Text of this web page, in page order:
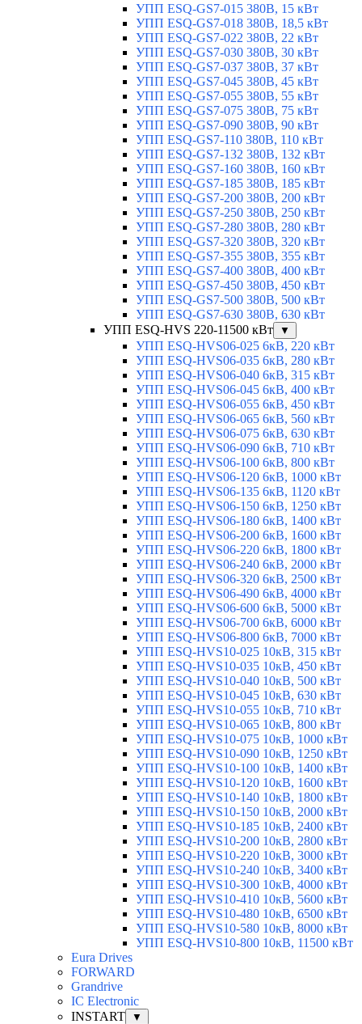
УПП ESQ-GS7-015 380В, 15 кВт
УПП ESQ-GS7-018 380В, 18,5 кВт
УПП ESQ-GS7-022 380В, 22 кВт
УПП ESQ-GS7-030 380В, 30 кВт
УПП ESQ-GS7-037 380В, 37 кВт
УПП ESQ-GS7-045 380В, 45 кВт
УПП ESQ-GS7-055 380В, 55 кВт
УПП ESQ-GS7-075 380В, 75 кВт
УПП ESQ-GS7-090 380В, 90 кВт
УПП ESQ-GS7-110 380В, 110 кВт
УПП ESQ-GS7-132 380В, 132 кВт
УПП ESQ-GS7-160 380В, 160 кВт
УПП ESQ-GS7-185 380В, 185 кВт
УПП ESQ-GS7-200 380В, 200 кВт
УПП ESQ-GS7-250 380В, 250 кВт
УПП ESQ-GS7-280 380В, 280 кВт
УПП ESQ-GS7-320 380В, 320 кВт
УПП ESQ-GS7-355 380В, 355 кВт
УПП ESQ-GS7-400 380В, 400 кВт
УПП ESQ-GS7-450 380В, 450 кВт
УПП ESQ-GS7-500 380В, 500 кВт
УПП ESQ-GS7-630 380В, 630 кВт
УПП ESQ-HVS 220-11500 кВт
▼
УПП ESQ-HVS06-025 6кВ, 220 кВт
УПП ESQ-HVS06-035 6кВ, 280 кВт
УПП ESQ-HVS06-040 6кВ, 315 кВт
УПП ESQ-HVS06-045 6кВ, 400 кВт
УПП ESQ-HVS06-055 6кВ, 450 кВт
УПП ESQ-HVS06-065 6кВ, 560 кВт
УПП ESQ-HVS06-075 6кВ, 630 кВт
УПП ESQ-HVS06-090 6кВ, 710 кВт
УПП ESQ-HVS06-100 6кВ, 800 кВт
УПП ESQ-HVS06-120 6кВ, 1000 кВт
УПП ESQ-HVS06-135 6кВ, 1120 кВт
УПП ESQ-HVS06-150 6кВ, 1250 кВт
УПП ESQ-HVS06-180 6кВ, 1400 кВт
УПП ESQ-HVS06-200 6кВ, 1600 кВт
УПП ESQ-HVS06-220 6кВ, 1800 кВт
УПП ESQ-HVS06-240 6кВ, 2000 кВт
УПП ESQ-HVS06-320 6кВ, 2500 кВт
УПП ESQ-HVS06-490 6кВ, 4000 кВт
УПП ESQ-HVS06-600 6кВ, 5000 кВт
УПП ESQ-HVS06-700 6кВ, 6000 кВт
УПП ESQ-HVS06-800 6кВ, 7000 кВт
УПП ESQ-HVS10-025 10кВ, 315 кВт
УПП ESQ-HVS10-035 10кВ, 450 кВт
УПП ESQ-HVS10-040 10кВ, 500 кВт
УПП ESQ-HVS10-045 10кВ, 630 кВт
УПП ESQ-HVS10-055 10кВ, 710 кВт
УПП ESQ-HVS10-065 10кВ, 800 кВт
УПП ESQ-HVS10-075 10кВ, 1000 кВт
УПП ESQ-HVS10-090 10кВ, 1250 кВт
УПП ESQ-HVS10-100 10кВ, 1400 кВт
УПП ESQ-HVS10-120 10кВ, 1600 кВт
УПП ESQ-HVS10-140 10кВ, 1800 кВт
УПП ESQ-HVS10-150 10кВ, 2000 кВт
УПП ESQ-HVS10-185 10кВ, 2400 кВт
УПП ESQ-HVS10-200 10кВ, 2800 кВт
УПП ESQ-HVS10-220 10кВ, 3000 кВт
УПП ESQ-HVS10-240 10кВ, 3400 кВт
УПП ESQ-HVS10-300 10кВ, 4000 кВт
УПП ESQ-HVS10-410 10кВ, 5600 кВт
УПП ESQ-HVS10-480 10кВ, 6500 кВт
УПП ESQ-HVS10-580 10кВ, 8000 кВт
УПП ESQ-HVS10-800 10кВ, 11500 кВт
Eura Drives
FORWARD
Grandrive
IC Electronic
INSTART
▼